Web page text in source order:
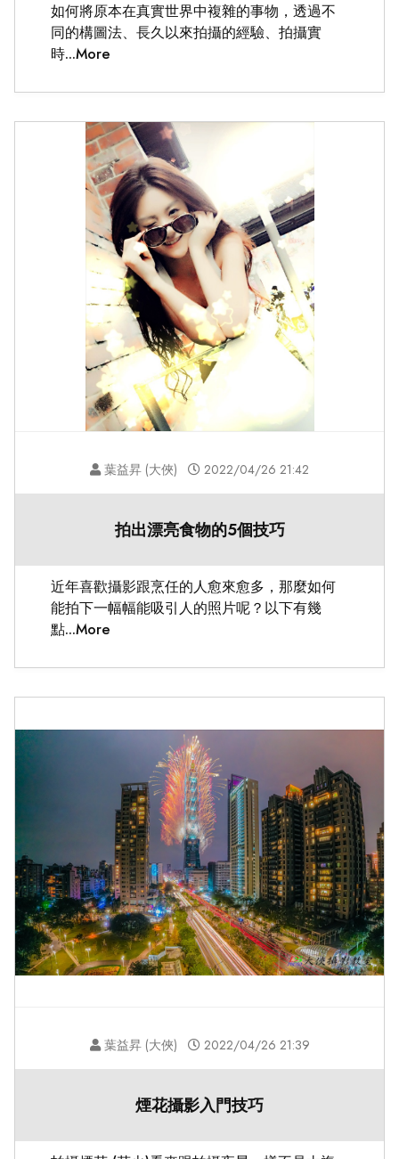
如何將原本在真實世界中複雜的事物，透過不
同的構圖法、長久以來拍攝的經驗、拍攝實
時...More
葉益昇 (大俠) 2022/04/26 21:42
拍出漂亮食物的5個技巧
近年喜歡攝影跟烹任的人愈來愈多，那麼如何
能拍下一幅幅能吸引人的照片呢？以下有幾
點...More
葉益昇 (大俠) 2022/04/26 21:39
煙花攝影入門技巧